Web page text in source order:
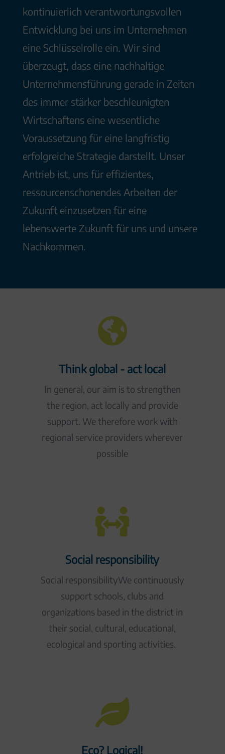
kontinuierlich verantwortungsvollen
Entwicklung bei uns im Unternehmen
eine Schlüsselrolle ein. Wir sind
überzeugt, dass eine nachhaltige
Unternehmensführung gerade in Zeiten
des immer stärker beschleunigten
Wirtschaftens eine wesentliche
Voraussetzung für eine langfristig
erfolgreiche Strategie darstellt. Unser
Antrieb ist, uns für effizientes,
ressourcenschonendes Arbeiten der
Zukunft einzusetzen für eine
lebenswerte Zukunft für uns und unsere
Nachkommen.

Think global - act local
In general, our aim is to strengthen
the region, act locally and provide
support. We therefore work with
regional service providers wherever
possible

Social responsibility
Social responsibilityWe continuously
support schools, clubs and
organizations based in the district in
their social, cultural, educational,
ecological and sporting activities.

Eco? Logical!